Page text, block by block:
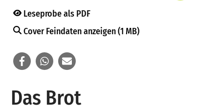
Leseprobe als PDF
Cover Feindaten anzeigen (1 MB)
Das Brot